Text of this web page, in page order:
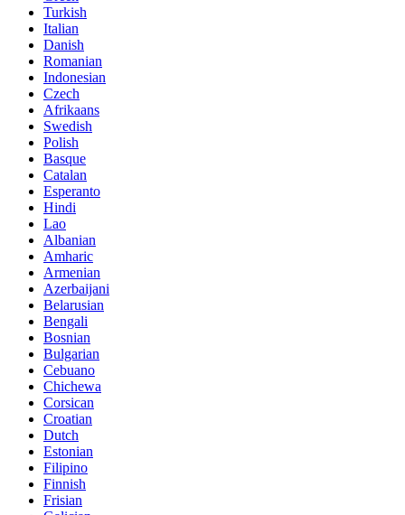
Turkish
Italian
Danish
Romanian
Indonesian
Czech
Afrikaans
Swedish
Polish
Basque
Catalan
Esperanto
Hindi
Lao
Albanian
Amharic
Armenian
Azerbaijani
Belarusian
Bengali
Bosnian
Bulgarian
Cebuano
Chichewa
Corsican
Croatian
Dutch
Estonian
Filipino
Finnish
Frisian